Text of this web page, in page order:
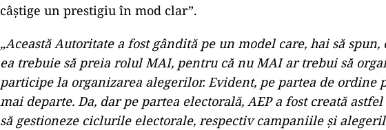
câştige un prestigiu în mod clar”.
„Această Autoritate a fost gândită pe un model care, hai să spun,
ea trebuie să preia rolul MAI, pentru că nu MAI ar trebui să
participe la organizarea alegerilor. Evident, pe partea de ordine
mai departe. Da, dar pe partea electorală, AEP a fost creată
să gestioneze ciclurile electorale, respectiv campaniile și